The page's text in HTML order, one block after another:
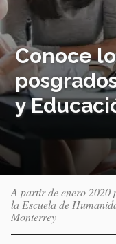
Conoce
y
A partir de enero 2020
la Escuela de
Monterrey